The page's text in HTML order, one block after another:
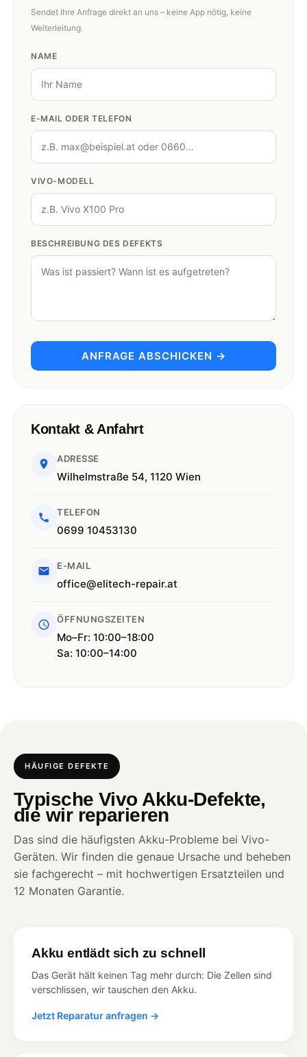
Sendet Ihre Anfrage direkt an uns – keine App nötig, keine
Weiterleitung.
NAME
E-MAIL ODER TELEFON
VIVO-MODELL
BESCHREIBUNG DES DEFEKTS
ANFRAGE ABSCHICKEN →
Kontakt & Anfahrt
ADRESSE
Wilhelmstraße 54, 1120 Wien
TELEFON
0699 10453130
E-MAIL
office@elitech-repair.at
ÖFFNUNGSZEITEN
Mo–Fr: 10:00–18:00
Sa: 10:00–14:00
HÄUFIGE DEFEKTE
Typische Vivo Akku-Defekte,
die wir reparieren
Das sind die häufigsten Akku-Probleme bei Vivo-
Geräten. Wir finden die genaue Ursache und beheben
sie fachgerecht – mit hochwertigen Ersatzteilen und
12 Monaten Garantie.
Akku entlädt sich zu schnell
Das Gerät hält keinen Tag mehr durch: Die Zellen sind
verschlissen, wir tauschen den Akku.
Jetzt Reparatur anfragen →